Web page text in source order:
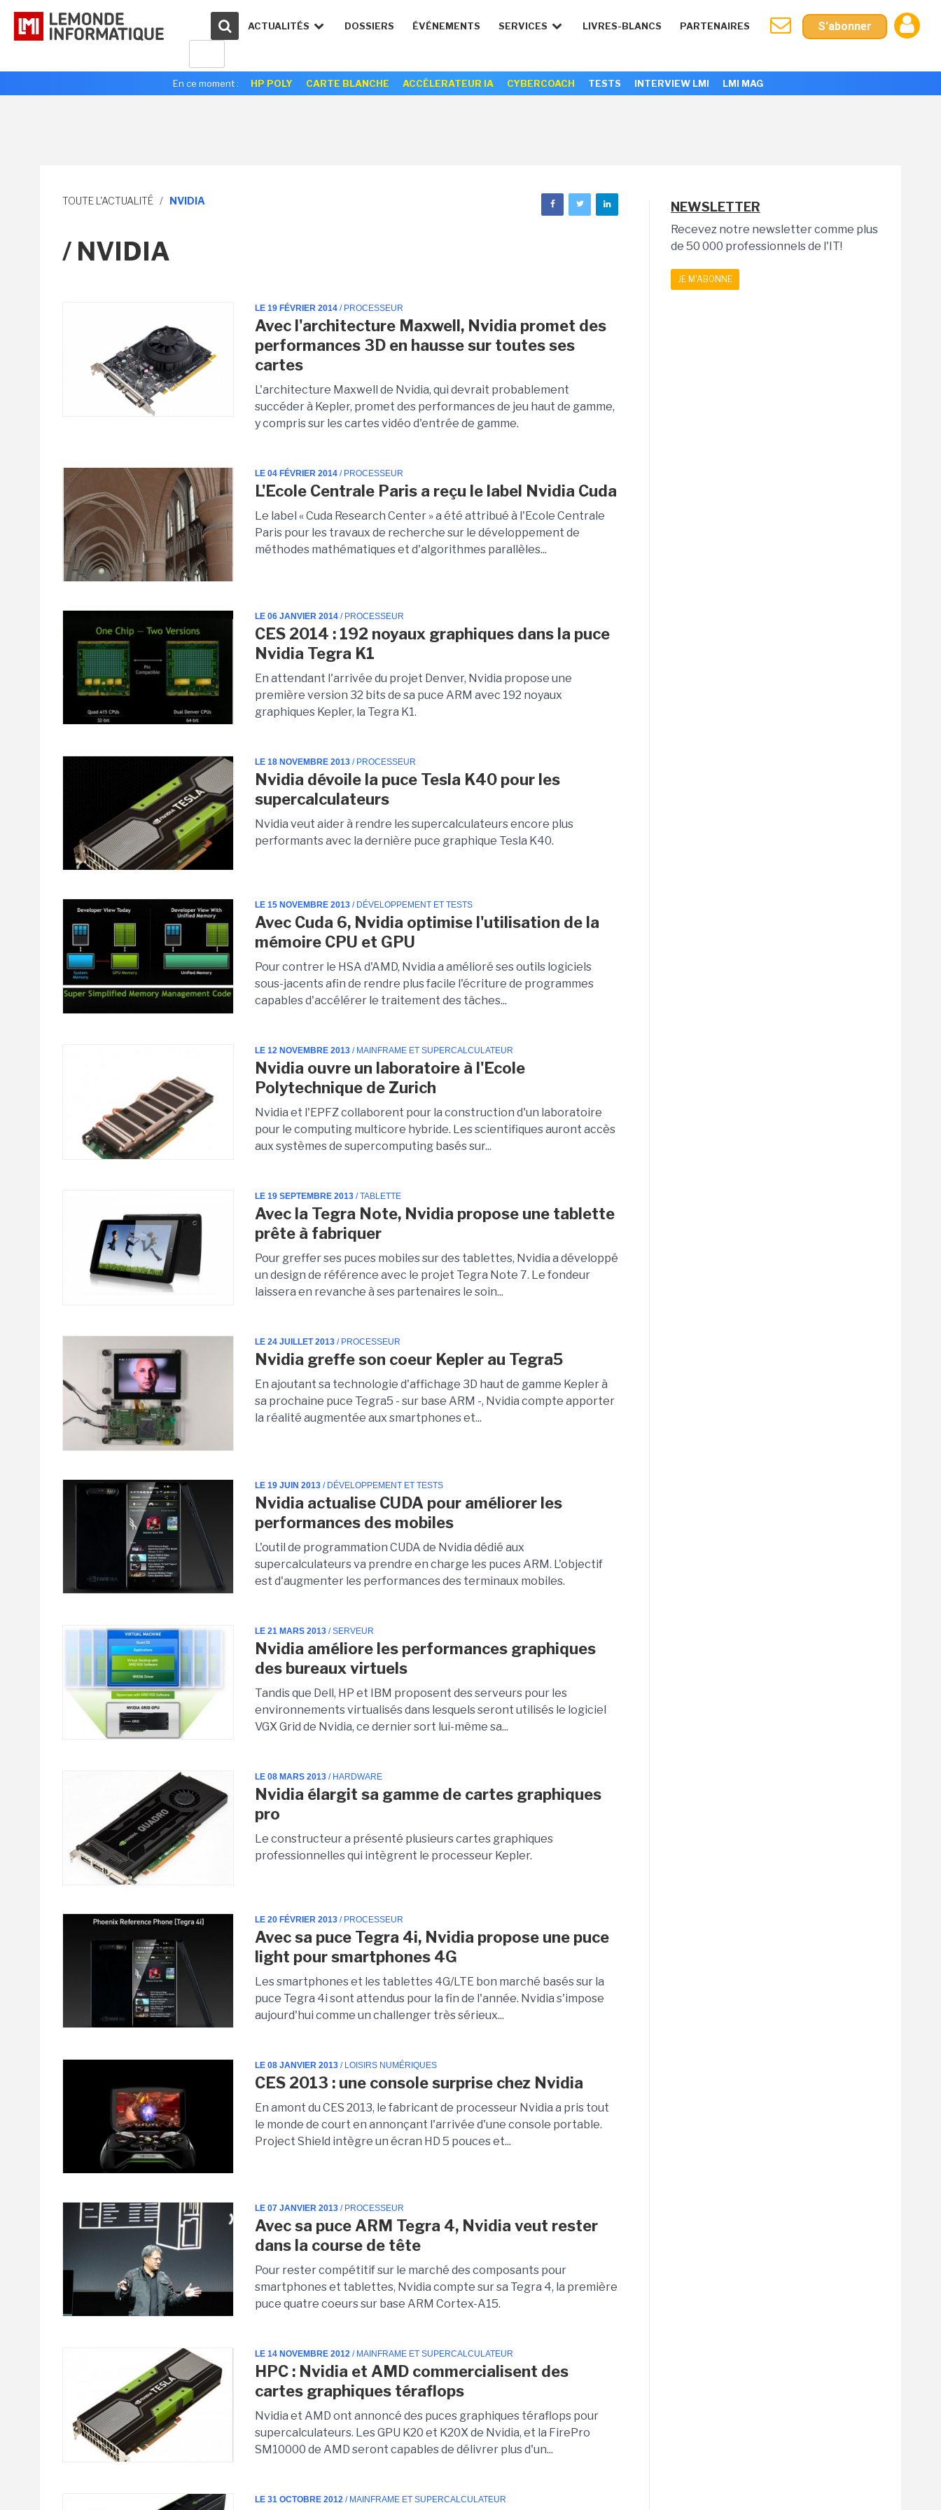
ACTUALITÉS DOSSIERS ÉVÉNEMENTS SERVICES LIVRES-BLANCS PARTENAIRES S'abonner
En ce moment : HP POLY CARTE BLANCHE ACCÉLERATEUR IA CYBERCOACH TESTS INTERVIEW LMI LMI MAG
TOUTE L'ACTUALITÉ / NVIDIA
/ NVIDIA
LE 19 FÉVRIER 2014 / PROCESSEUR
Avec l'architecture Maxwell, Nvidia promet des
performances 3D en hausse sur toutes ses
cartes
L'architecture Maxwell de Nvidia, qui devrait probablement
succéder à Kepler, promet des performances de jeu haut de gamme,
y compris sur les cartes vidéo d'entrée de gamme.
LE 04 FÉVRIER 2014 / PROCESSEUR
L'Ecole Centrale Paris a reçu le label Nvidia Cuda
Le label « Cuda Research Center » a été attribué à l'Ecole Centrale
Paris pour les travaux de recherche sur le développement de
méthodes mathématiques et d'algorithmes parallèles...
LE 06 JANVIER 2014 / PROCESSEUR
CES 2014 : 192 noyaux graphiques dans la puce
Nvidia Tegra K1
En attendant l'arrivée du projet Denver, Nvidia propose une
première version 32 bits de sa puce ARM avec 192 noyaux
graphiques Kepler, la Tegra K1.
LE 18 NOVEMBRE 2013 / PROCESSEUR
Nvidia dévoile la puce Tesla K40 pour les
supercalculateurs
Nvidia veut aider à rendre les supercalculateurs encore plus
performants avec la dernière puce graphique Tesla K40.
LE 15 NOVEMBRE 2013 / DÉVELOPPEMENT ET TESTS
Avec Cuda 6, Nvidia optimise l'utilisation de la
mémoire CPU et GPU
Pour contrer le HSA d'AMD, Nvidia a amélioré ses outils logiciels
sous-jacents afin de rendre plus facile l'écriture de programmes
capables d'accélérer le traitement des tâches...
LE 12 NOVEMBRE 2013 / MAINFRAME ET SUPERCALCULATEUR
Nvidia ouvre un laboratoire à l'Ecole
Polytechnique de Zurich
Nvidia et l'EPFZ collaborent pour la construction d'un laboratoire
pour le computing multicore hybride. Les scientifiques auront accès
aux systèmes de supercomputing basés sur...
LE 19 SEPTEMBRE 2013 / TABLETTE
Avec la Tegra Note, Nvidia propose une tablette
prête à fabriquer
Pour greffer ses puces mobiles sur des tablettes, Nvidia a développé
un design de référence avec le projet Tegra Note 7. Le fondeur
laissera en revanche à ses partenaires le soin...
LE 24 JUILLET 2013 / PROCESSEUR
Nvidia greffe son coeur Kepler au Tegra5
En ajoutant sa technologie d'affichage 3D haut de gamme Kepler à
sa prochaine puce Tegra5 - sur base ARM -, Nvidia compte apporter
la réalité augmentée aux smartphones et...
LE 19 JUIN 2013 / DÉVELOPPEMENT ET TESTS
Nvidia actualise CUDA pour améliorer les
performances des mobiles
L'outil de programmation CUDA de Nvidia dédié aux
supercalculateurs va prendre en charge les puces ARM. L'objectif
est d'augmenter les performances des terminaux mobiles.
LE 21 MARS 2013 / SERVEUR
Nvidia améliore les performances graphiques
des bureaux virtuels
Tandis que Dell, HP et IBM proposent des serveurs pour les
environnements virtualisés dans lesquels seront utilisés le logiciel
VGX Grid de Nvidia, ce dernier sort lui-même sa...
LE 08 MARS 2013 / HARDWARE
Nvidia élargit sa gamme de cartes graphiques
pro
Le constructeur a présenté plusieurs cartes graphiques
professionnelles qui intègrent le processeur Kepler.
LE 20 FÉVRIER 2013 / PROCESSEUR
Avec sa puce Tegra 4i, Nvidia propose une puce
light pour smartphones 4G
Les smartphones et les tablettes 4G/LTE bon marché basés sur la
puce Tegra 4i sont attendus pour la fin de l'année. Nvidia s'impose
aujourd'hui comme un challenger très sérieux...
LE 08 JANVIER 2013 / LOISIRS NUMÉRIQUES
CES 2013 : une console surprise chez Nvidia
En amont du CES 2013, le fabricant de processeur Nvidia a pris tout
le monde de court en annonçant l'arrivée d'une console portable.
Project Shield intègre un écran HD 5 pouces et...
LE 07 JANVIER 2013 / PROCESSEUR
Avec sa puce ARM Tegra 4, Nvidia veut rester
dans la course de tête
Pour rester compétitif sur le marché des composants pour
smartphones et tablettes, Nvidia compte sur sa Tegra 4, la première
puce quatre coeurs sur base ARM Cortex-A15.
LE 14 NOVEMBRE 2012 / MAINFRAME ET SUPERCALCULATEUR
HPC : Nvidia et AMD commercialisent des
cartes graphiques téraflops
Nvidia et AMD ont annoncé des puces graphiques téraflops pour
supercalculateurs. Les GPU K20 et K20X de Nvidia, et la FirePro
SM10000 de AMD seront capables de délivrer plus d'un...
LE 31 OCTOBRE 2012 / MAINFRAME ET SUPERCALCULATEUR
NEWSLETTER
Recevez notre newsletter comme plus
de 50 000 professionnels de l'IT!
JE M'ABONNE